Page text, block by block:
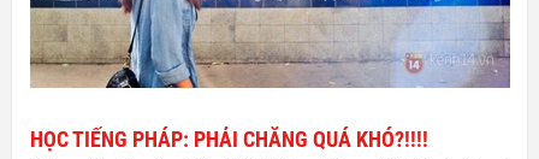
HỌC TIẾNG PHÁP: PHẢI CHĂNG QUÁ KHÓ?!!!!